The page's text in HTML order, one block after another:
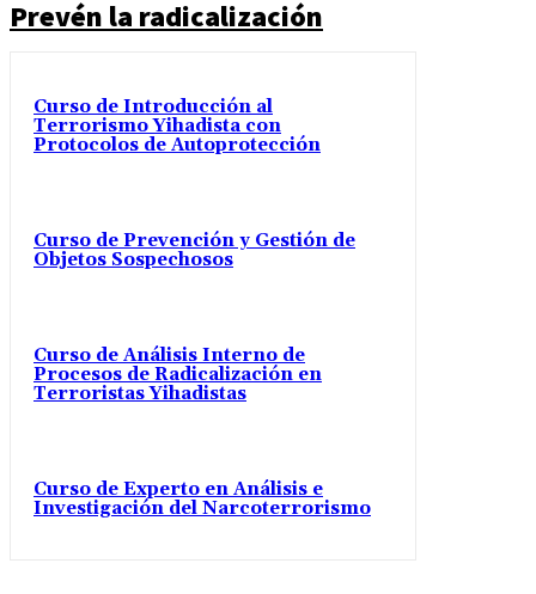
Prevén la radicalización
Curso de Introducción al
Terrorismo Yihadista con
Protocolos de Autoprotección
Curso de Prevención y Gestión de
Objetos Sospechosos
Curso de Análisis Interno de
Procesos de Radicalización en
Terroristas Yihadistas
Curso de Experto en Análisis e
Investigación del Narcoterrorismo